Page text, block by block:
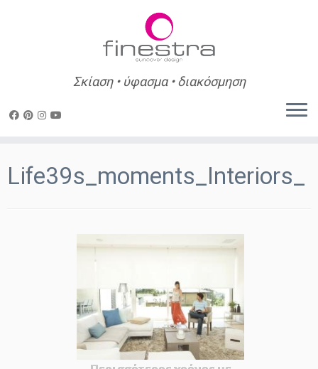
content
Σκίαση • ύφασμα • διακόσμηση
Life39s_moments_Interiors_